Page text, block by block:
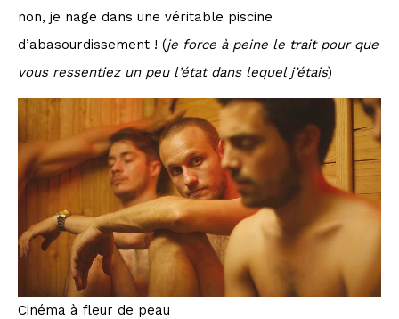
non, je nage dans une véritable piscine
d’abasourdissement ! (je force à peine le trait pour que
vous ressentiez un peu l’état dans lequel j’étais)
Cinéma à fleur de peau